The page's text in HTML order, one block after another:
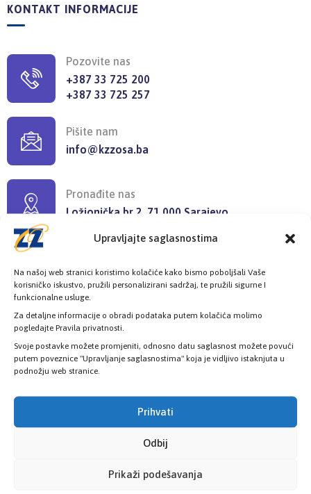
Upravljajte saglasnostima
Na našoj web stranici koristimo kolačiće kako bismo poboljšali Vaše
korisničko iskustvo, pružili personalizirani sadržaj, te pružili sigurne I
funkcionalne usluge.
Za detaljne informacije o obradi podataka putem kolačića molimo
pogledajte Pravila privatnosti.
Svoje postavke možete promjeniti, odnosno datu saglasnost možete povući
putem poveznice "Upravljanje saglasnostima" koja je vidljivo istaknjuta u
podnožju web stranice.
Prihvati
Odbij
Prikaži podešavanja
KONTAKT INFORMACIJE
Pozovite nas
+387 33 725 200
+387 33 725 257
Pišite nam
info@kzzosa.ba
Pronađite nas
Ložionička br.2, 71 000 Sarajevo
08:00h - 16:00h
Provjerite status vaše elektronske
PROVJERITE STATUS